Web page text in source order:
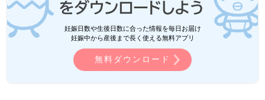
妊娠日数や生後日数に合った情報を毎日お届け
妊娠中から産後まで長く使える無料アプリ
無料ダウンロード